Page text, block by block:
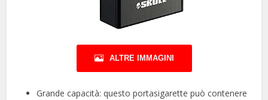
ALTRE IMMAGINI
Grande capacità: questo portasigarette può contenere